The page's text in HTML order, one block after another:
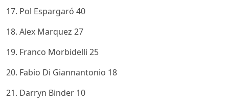
17. Pol Espargaró 40
18. Alex Marquez 27
19. Franco Morbidelli 25
20. Fabio Di Giannantonio 18
21. Darryn Binder 10